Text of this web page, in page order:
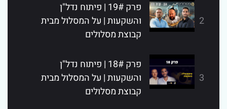
2
פרק 19# | פיתוח נדל"ן
והשקעות | על המסלול מבית
קבוצת מסלולים
3
פרק 18# | פיתוח נדל"ן
והשקעות | על המסלול מבית
קבוצת מסלולים